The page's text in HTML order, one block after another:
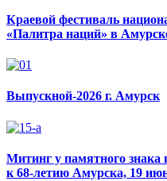
Краевой фестиваль
«Палитра наций» в
Выпускной-2026 г. Амурск
Митинг у памятного знака
к 68-летию Амурска, 19